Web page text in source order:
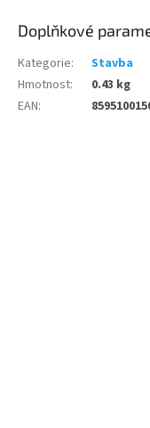
Doplňkové
Kategorie:
Stavba
Hmotnost:
0.43 kg
EAN: